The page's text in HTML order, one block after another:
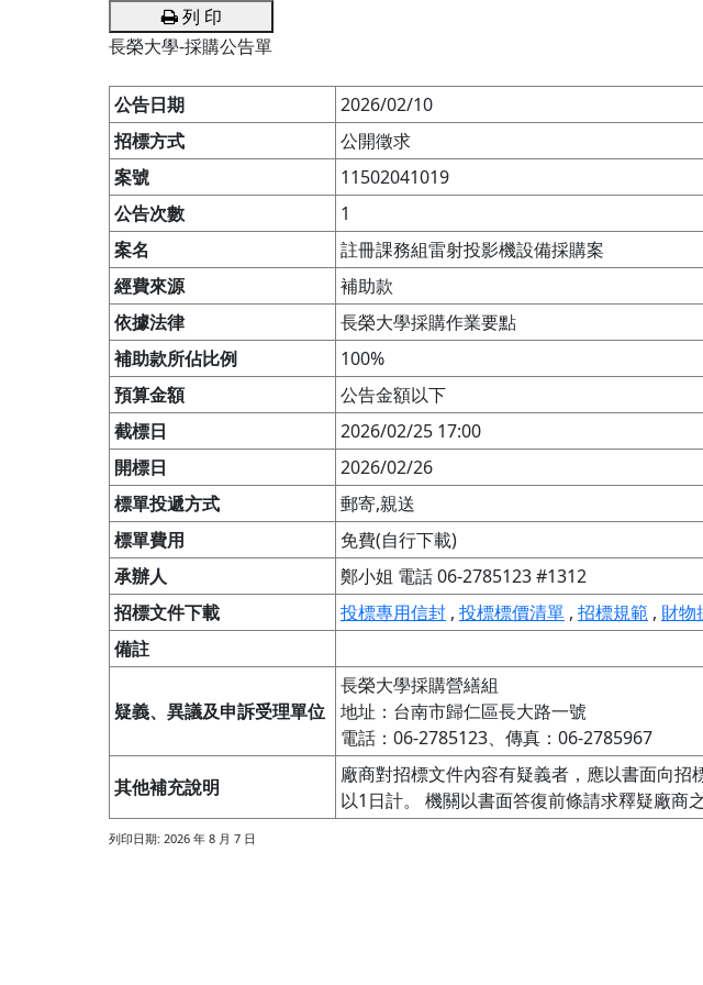
列 印
長榮大學-採購公告單
公告日期
2026/02/10
招標方式
公開徵求
案號
11502041019
公告次數
1
案名
註冊課務組雷射投影機設備採購案
經費來源
補助款
依據法律
長榮大學採購作業要點
補助款所佔比例
100%
預算金額
公告金額以下
截標日
2026/02/25 17:00
開標日
2026/02/26
標單投遞方式
郵寄,親送
標單費用
免費(自行下載)
承辦人
鄭小姐 電話 06-2785123 #1312
招標文件下載
投標專用信封 , 投標標價清單 , 招標規範 , 財物
備註
疑義、異議及申訴受理單位
長榮大學採購營繕組
地址：台南市歸仁區長大路一號
電話：06-2785123、傳真：06-2785967
其他補充說明
廠商對招標文件內容有疑義者，應以書面向招
以1日計。 機關以書面答復前條請求釋疑廠商
列印日期: 2026 年 8 月 7 日